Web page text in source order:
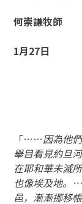
何崇謙牧師
1月27日
「……因為他
舉目看見約旦
在耶和華未滅
也像埃及地。
邑，漸漸挪移